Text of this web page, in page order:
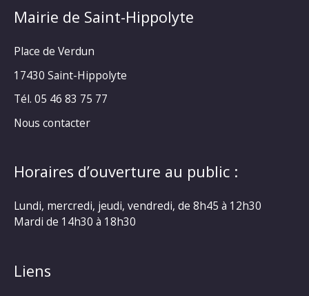
Mairie de Saint-Hippolyte
Place de Verdun
17430 Saint-Hippolyte
Tél. 05 46 83 75 77
Nous contacter
Horaires d’ouverture au public :
Lundi, mercredi, jeudi, vendredi, de 8h45 à 12h30
Mardi de 14h30 à 18h30
Liens